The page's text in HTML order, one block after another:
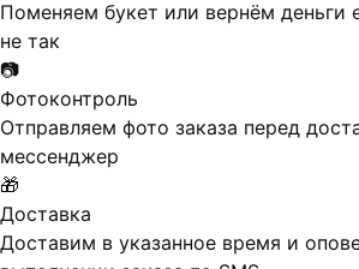
Поменяем букет или вернём деньги
не так
📷
Фотоконтроль
Отправляем фото заказа перед
мессенджер
🎁
Доставка
Доставим в указанное время и